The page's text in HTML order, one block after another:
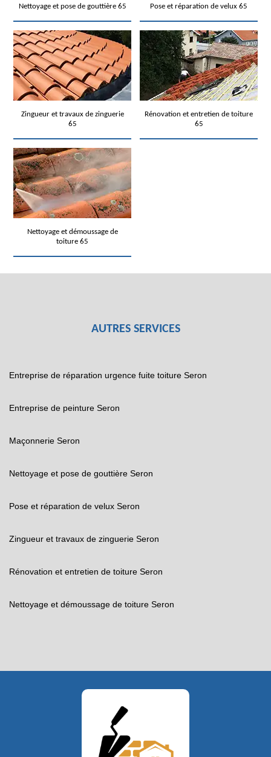
Nettoyage et pose de gouttière 65 Pose et réparation de velux 65
Zingueur et travaux de zinguerie
65
Rénovation et entretien de toiture
65
Nettoyage et démoussage de
toiture 65
AUTRES SERVICES
Entreprise de réparation urgence fuite toiture Seron
Entreprise de peinture Seron
Maçonnerie Seron
Nettoyage et pose de gouttière Seron
Pose et réparation de velux Seron
Zingueur et travaux de zinguerie Seron
Rénovation et entretien de toiture Seron
Nettoyage et démoussage de toiture Seron